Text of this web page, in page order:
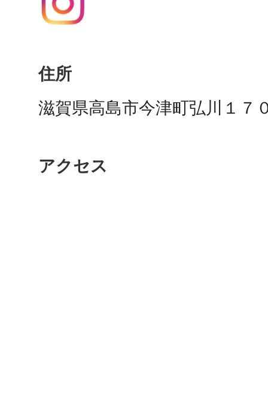
住所
滋賀県高島市今津町弘川１７
アクセス
高知市